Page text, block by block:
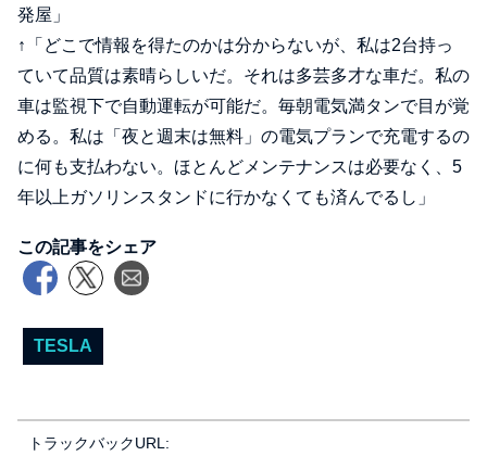
発屋」
↑「どこで情報を得たのかは分からないが、私は2台持っ
ていて品質は素晴らしいだ。それは多芸多才な車だ。私の
車は監視下で自動運転が可能だ。毎朝電気満タンで目が覚
める。私は「夜と週末は無料」の電気プランで充電するの
に何も支払わない。ほとんどメンテナンスは必要なく、5
年以上ガソリンスタンドに行かなくても済んでるし」
この記事をシェア
TESLA
トラックバックURL: